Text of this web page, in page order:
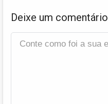
Deixe um comentário